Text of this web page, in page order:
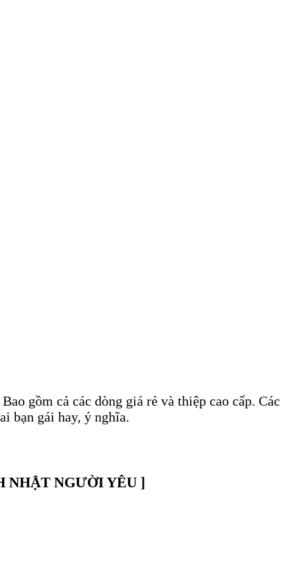
gồm cả các dòng giá rẻ và thiệp cao cấp. Các
bạn gái hay, ý nghĩa.
NHẬT NGƯỜI YÊU ]